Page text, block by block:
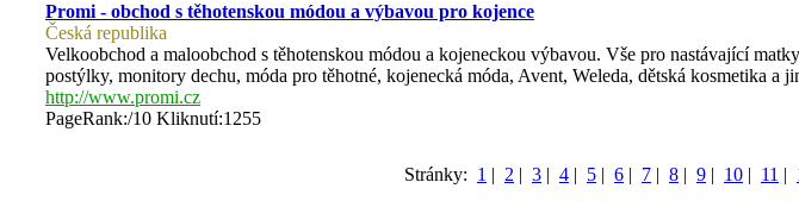
Promi - obchod s těhotenskou módou a výbavou pro kojence
Česká republika
Velkoobchod a maloobchod s těhotenskou módou a kojeneckou výbavou. Vše pro nastávající
postýlky, monitory dechu, móda pro těhotné, kojenecká móda, Avent, Weleda, dětská kosmetika a
http://www.promi.cz
PageRank:/10 Kliknutí:1255
Stránky: 1 | 2 | 3 | 4 | 5 | 6 | 7 | 8 | 9 | 10 | 11 |